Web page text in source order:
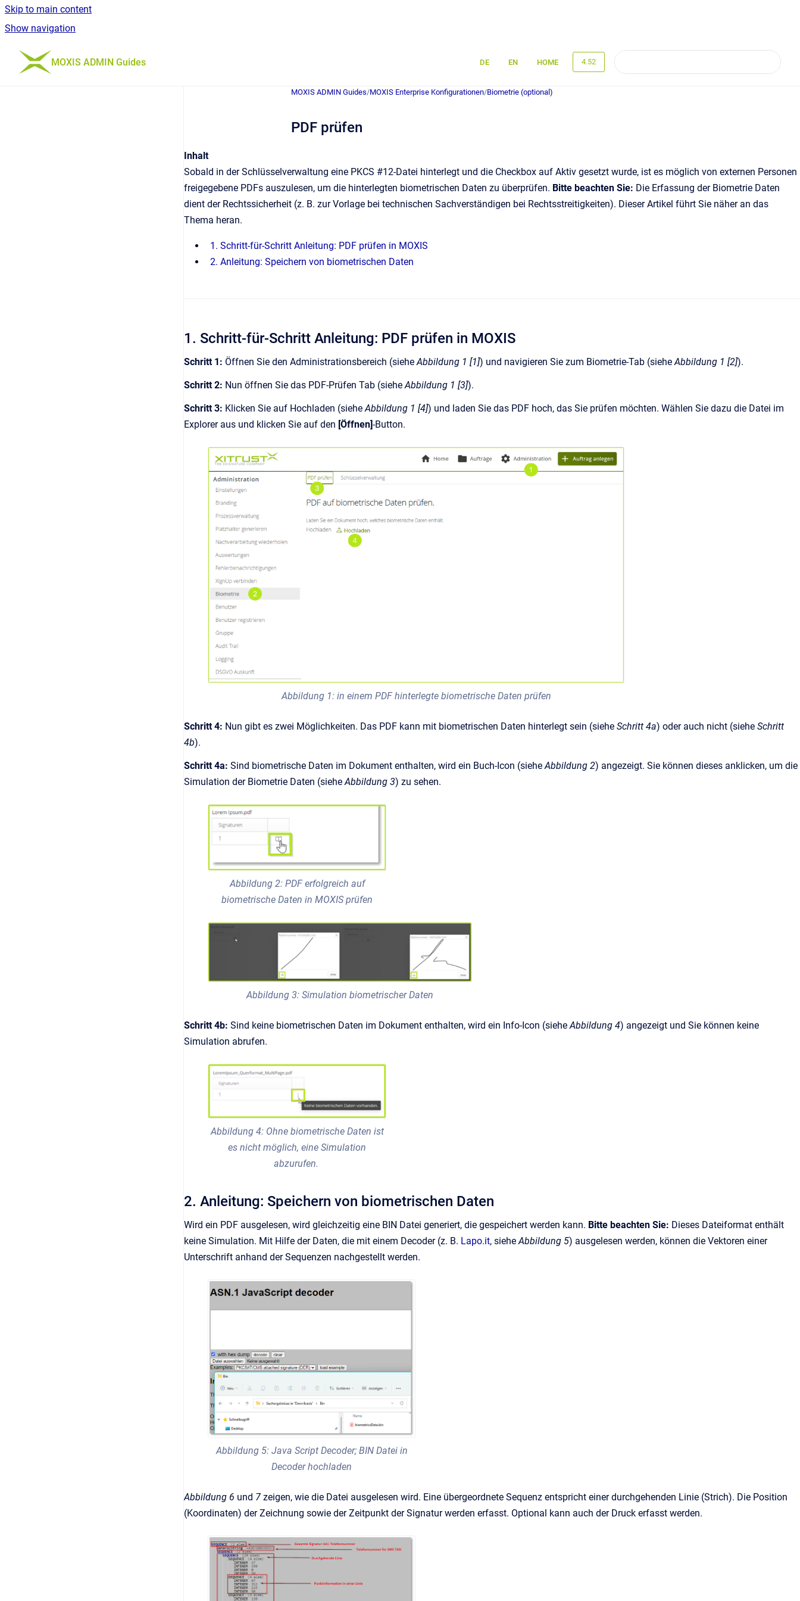
Skip to main content
Show navigation
Go to homepage
MOXIS ADMIN Guides DE EN HOME 4.52
MOXIS ADMIN Guides/MOXIS Enterprise Konfigurationen/Biometrie (optional)
PDF prüfen
Inhalt
Sobald in der Schlüsselverwaltung eine PKCS #12-Datei hinterlegt und die Checkbox auf Aktiv gesetzt wurde, ist es möglich von externen Personen
freigegebene PDFs auszulesen, um die hinterlegten biometrischen Daten zu überprüfen. Bitte beachten Sie: Die Erfassung der Biometrie Daten
dient der Rechtssicherheit (z. B. zur Vorlage bei technischen Sachverständigen bei Rechtsstreitigkeiten). Dieser Artikel führt Sie näher an das
Thema heran.
1. Schritt-für-Schritt Anleitung: PDF prüfen in MOXIS
2. Anleitung: Speichern von biometrischen Daten
1. Schritt-für-Schritt Anleitung: PDF prüfen in MOXIS
Schritt 1: Öffnen Sie den Administrationsbereich (sieheAbbildung 1 [1]) und navigieren Sie zum Biometrie-Tab (sieheAbbildung 1 [2]).
Schritt 2: Nun öffnen Sie das PDF-Prüfen Tab (sieheAbbildung 1 [3]).
Schritt 3: Klicken Sie auf Hochladen (sieheAbbildung 1 [4]) und laden Sie das PDF hoch, das Sie prüfen möchten. Wählen Sie dazu die Datei im
Explorer aus und klicken Sie auf den [Öffnen]-Button.
Abbildung 1: in einem PDF hinterlegte biometrische Daten prüfen
Schritt 4: Nun gibt es zwei Möglichkeiten. Das PDF kann mit biometrischen Daten hinterlegt sein (siehe Schritt 4a) oder auch nicht (siehe Schritt
4b).
Schritt 4a: Sind biometrische Daten im Dokument enthalten, wird ein Buch-Icon (sieheAbbildung 2) angezeigt. Sie können dieses anklicken, um die
Simulation der Biometrie Daten (sieheAbbildung 3) zu sehen.
Abbildung 2: PDF erfolgreich auf
biometrische Daten in MOXIS prüfen
Abbildung 3: Simulation biometrischer Daten
Schritt 4b: Sind keine biometrischen Daten im Dokument enthalten, wird ein Info-Icon (sieheAbbildung 4) angezeigt und Sie können keine
Simulation abrufen.
Abbildung 4: Ohne biometrische Daten ist
es nicht möglich, eine Simulation
abzurufen.
2. Anleitung: Speichern von biometrischen Daten
Wird ein PDF ausgelesen, wird gleichzeitig eine BIN Datei generiert, die gespeichert werden kann. Bitte beachten Sie: Dieses Dateiformat enthält
keine Simulation. Mit Hilfe der Daten, die mit einem Decoder (z. B. Lapo.it, sieheAbbildung 5) ausgelesen werden, können die Vektoren einer
Unterschrift anhand der Sequenzen nachgestellt werden.
Abbildung 5: Java Script Decoder; BIN Datei in
Decoder hochladen
Abbildung 6 und 7 zeigen, wie die Datei ausgelesen wird. Eine übergeordnete Sequenz entspricht einer durchgehenden Linie (Strich). Die Position
(Koordinaten) der Zeichnung sowie der Zeitpunkt der Signatur werden erfasst. Optional kann auch der Druck erfasst werden.